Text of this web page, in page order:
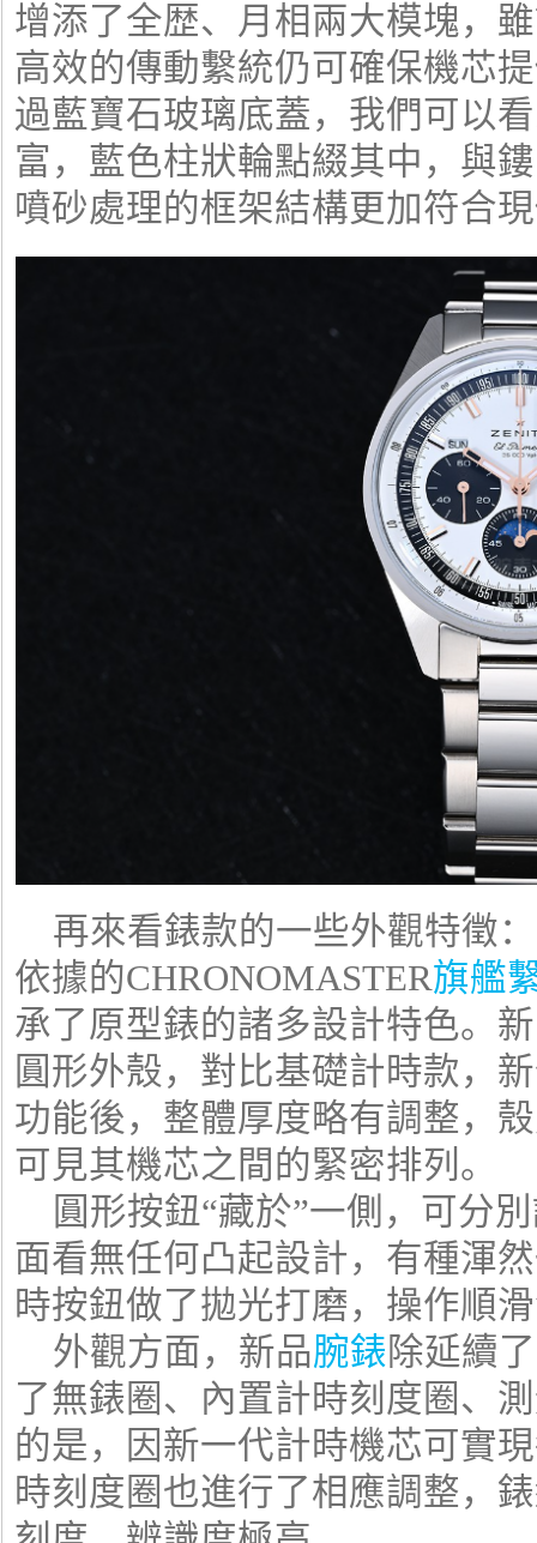
增添了全歴、月相兩大模塊，
高效的傳動繫統仍可確保機芯
過藍寶石玻璃底蓋，我們可以
富，藍色柱狀輪點綴其中，與
噴砂處理的框架結構更加符合
再來看錶款的一些外觀特徵
依據的CHRONOMASTER旗艦
承了原型錶的諸多設計特色。
圓形外殼，對比基礎計時款，
功能後，整體厚度略有調整，
可見其機芯之間的緊密排列。
圓形按鈕“藏於”一側，可分
面看無任何凸起設計，有種渾
時按鈕做了拋光打磨，操作順
外觀方面，新品腕錶 除延續
了無錶圈、內置計時刻度圈、
的是，因新一代計時機芯可實
時刻度圈也進行了相應調整，